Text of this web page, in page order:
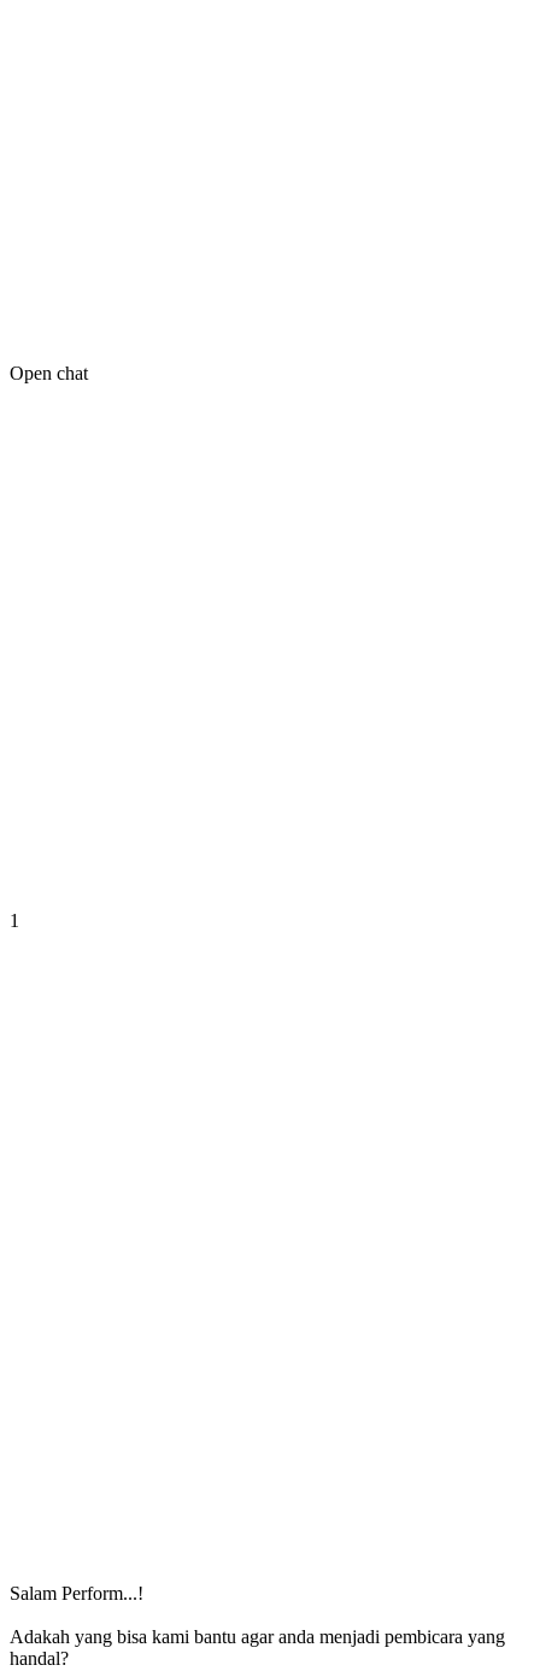
Open chat
1
Salam Perform...!
Adakah yang bisa kami bantu agar anda menjadi pembicara yang
handal?